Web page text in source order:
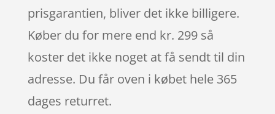
prisgarantien, bliver det ikke billigere.
Køber du for mere end kr. 299 så
koster det ikke noget at få sendt til din
adresse. Du får oven i købet hele 365
dages returret.